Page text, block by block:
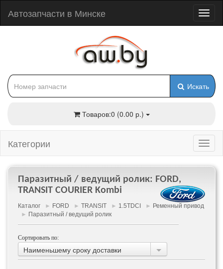
Автозапчасти в Минске
Искать
Товаров:0 (0.00 р.)
Категории
Паразитный / ведущий ролик: FORD,
TRANSIT COURIER Kombi
Каталог ► FORD ► TRANSIT ► 1.5TDCI ► Ременный привод
► Паразитный / ведущий ролик
Сортировать по:
Наименьшему сроку доставки